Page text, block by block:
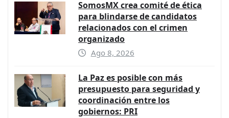
SomosMX crea comité de ética
para blindarse de candidatos
relacionados con el crimen
organizado
Ago 8, 2026
La Paz es posible con más
presupuesto para seguridad y
coordinación entre los
gobiernos: PRI